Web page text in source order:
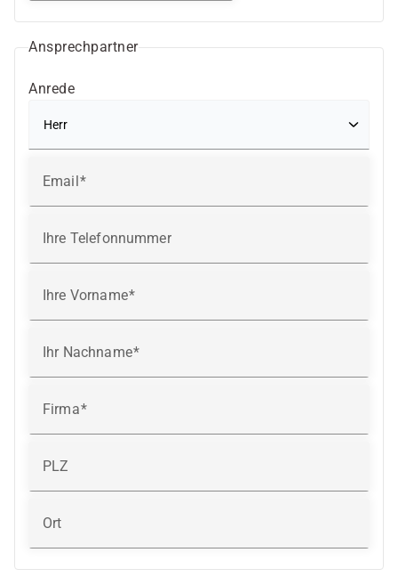
Ansprechpartner
Anrede
Email
Ihre Telefonnummer
Ihre Vorname
Ihr Nachname
Firma
PLZ
Ort